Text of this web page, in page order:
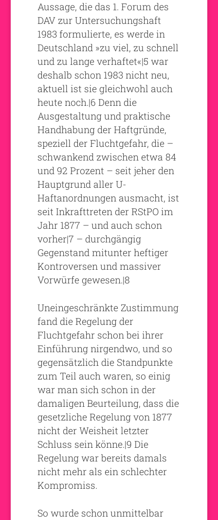
Aussage, die das 1. Forum des
DAV zur Untersuchungshaft
1983 formulierte, es werde in
Deutschland »zu viel, zu schnell
und zu lange verhaftet«|5 war
deshalb schon 1983 nicht neu,
aktuell ist sie gleichwohl auch
heute noch.|6 Denn die
Ausgestaltung und praktische
Handhabung der Haftgründe,
speziell der Fluchtgefahr, die –
schwankend zwischen etwa 84
und 92 Prozent – seit jeher den
Hauptgrund aller U-
Haftanordnungen ausmacht, ist
seit Inkrafttreten der RStPO im
Jahr 1877 – und auch schon
vorher|7 – durchgängig
Gegenstand mitunter heftiger
Kontroversen und massiver
Vorwürfe gewesen.|8
Uneingeschränkte Zustimmung
fand die Regelung der
Fluchtgefahr schon bei ihrer
Einführung nirgendwo, und so
gegensätzlich die Standpunkte
zum Teil auch waren, so einig
war man sich schon in der
damaligen Beurteilung, dass die
gesetzliche Regelung von 1877
nicht der Weisheit letzter
Schluss sein könne.|9 Die
Regelung war bereits damals
nicht mehr als ein schlechter
Kompromiss.
So wurde schon unmittelbar